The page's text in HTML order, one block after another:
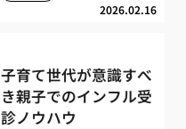
2026.02.16
子育て世代が意識すべ
き親子でのインフル受
診ノウハウ